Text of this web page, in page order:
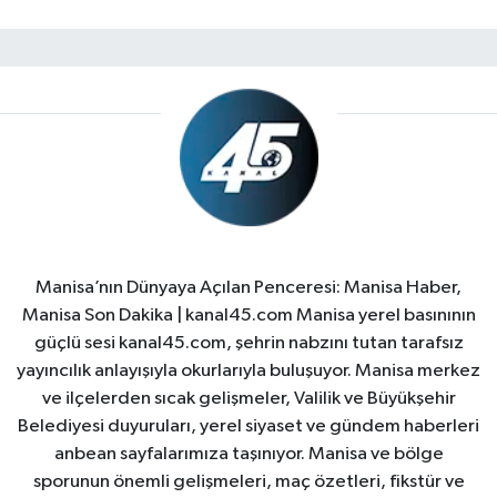
Manisa’nın Dünyaya Açılan Penceresi: Manisa Haber,
Manisa Son Dakika | kanal45.com Manisa yerel basınının
güçlü sesi kanal45.com, şehrin nabzını tutan tarafsız
yayıncılık anlayışıyla okurlarıyla buluşuyor. Manisa merkez
ve ilçelerden sıcak gelişmeler, Valilik ve Büyükşehir
Belediyesi duyuruları, yerel siyaset ve gündem haberleri
anbean sayfalarımıza taşınıyor. Manisa ve bölge
sporunun önemli gelişmeleri, maç özetleri, fikstür ve